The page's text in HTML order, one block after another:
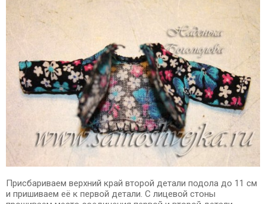
Присбариваем верхний край второй детали подола до 11 см
и пришиваем её к первой детали. С лицевой стоны